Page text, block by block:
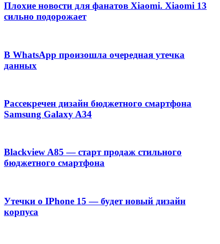
Плохие новости для фанатов Xiaomi. Xiaomi 13
сильно подорожает
В WhatsApp произошла очередная утечка
данных
Рассекречен дизайн бюджетного смартфона
Samsung Galaxy A34
Blackview A85 — старт продаж стильного
бюджетного смартфона
Утечки о IPhone 15 — будет новый дизайн
корпуса